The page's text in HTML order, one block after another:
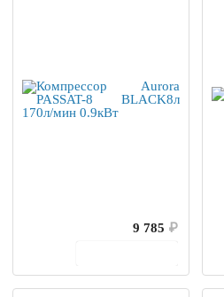
9 785 ₽